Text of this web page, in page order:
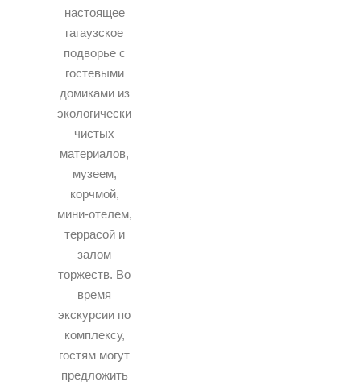
настоящее
гагаузское
подворье с
гостевыми
домиками из
экологически
чистых
материалов,
музеем,
корчмой,
мини-отелем,
террасой и
залом
торжеств. Во
время
экскурсии по
комплексу,
гостям могут
предложить